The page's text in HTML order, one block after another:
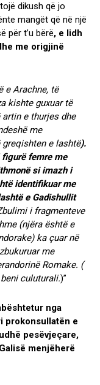
dikush që jo
mangët që në një
për t’u bërë, e lidh
me origjinë
e Arachne, të
kishte guxuar të
e thurjes dhe
me
greqishten e lashtë).
femre me
si imazh i
identifikuar me
e Gadishullit
i fragmenteve
(njëra është e
ka çuar në
me
Romake. (
culuturali.)”
nga
prokonsullatën e
pesëvjeçare,
menjëherë